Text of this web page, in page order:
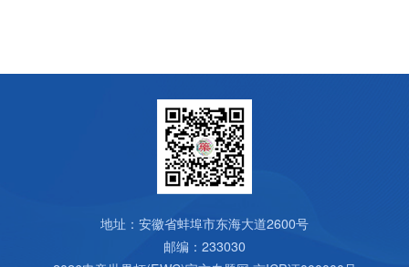
地址：安徽省蚌埠市东海大道2600号
邮编：233030